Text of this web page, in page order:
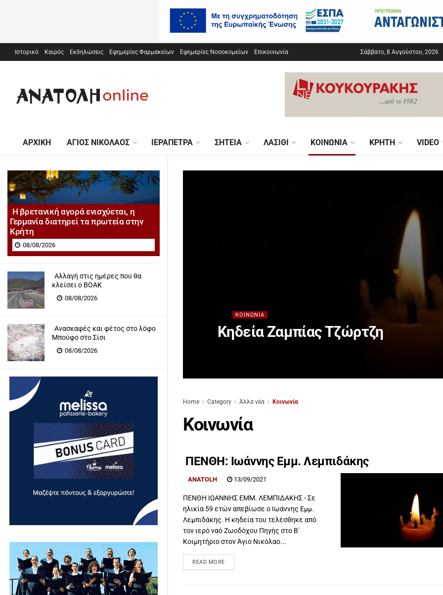
Η βρετανική αγορά ενισχύεται, η
Γερμανία διατηρεί τα πρωτεία στην
Κρήτη
08/08/2026
Αλλαγή στις ημέρες που θα
κλείσει ο ΒΟΑΚ
08/08/2026
Ανασκαφές και φέτος στο λόφο
Μπούφο στο Σίσι
08/08/2026
Ιστορικό Καιρός Εκδηλώσεις Εφημερίες Φαρμακείων Εφημερίες Νοσοκομείων Επικοινωνία Σάββατο, 8 Αυγούστου, 2026
ΑΡΧΙΚΉ ΆΓΙΟΣ ΝΙΚΌΛΑΟΣ ΙΕΡΆΠΕΤΡΑ ΣΗΤΕΊΑ ΛΑΣΊΘΙ ΚΟΙΝΩΝΊΑ ΚΡΉΤΗ VIDEO
ΚΟΙΝΩΝΊΑ
Κηδεία Ζαμπίας Τζώρτζη
Home Category Άλλα νέα Κοινωνία
Κοινωνία
ΠΕΝΘΗ: Ιωάννης Εμμ. Λεμπιδάκης
ANATOLH 13/09/2021
ΠΕΝΘΗ ΙΩΑΝΝΗΣ ΕΜΜ. ΛΕΜΠΙΔΑΚΗΣ - Σε
ηλικία 59 ετών απεβίωσε ο Ιωάννης Εμμ.
Λεμπιδάκης. Η κηδεία του τελέσθηκε από
τον ιερό ναό Ζωοδόχου Πηγής στο Β΄
Κοιμητήριο στον Άγιο Νικόλαο...
READ MORE